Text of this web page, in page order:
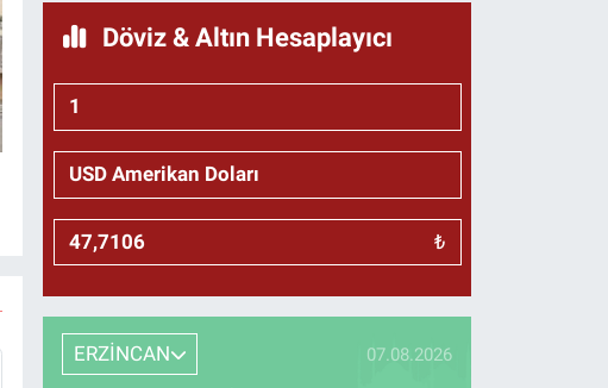
Döviz & Altın Hesaplayıcı
₺
ERZİNCAN 07.08.2026